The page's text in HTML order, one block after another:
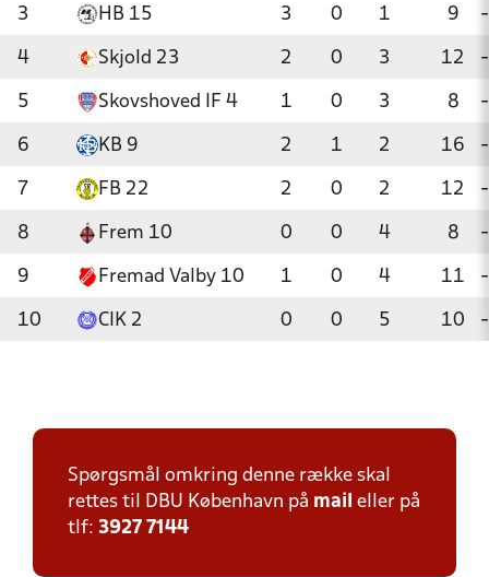
3 HB 15 3 0 1 9 -
4 Skjold 23 2 0 3 12 -
5 Skovshoved IF 4 1 0 3 8 -
6 KB 9 2 1 2 16 -
7 FB 22 2 0 2 12 -
8 Frem 10 0 0 4 8 -
9 Fremad Valby 10 1 0 4 11 -
10 CIK 2 0 0 5 10 -
Spørgsmål omkring denne række skal
rettes til DBU København på mail eller på
tlf: 3927 7144